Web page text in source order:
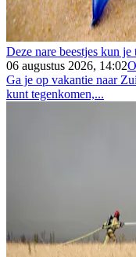
Deze nare beestjes kun
06 augustus 2026, 14:02
Ga je op vakantie naar
kunt tegenkomen,...